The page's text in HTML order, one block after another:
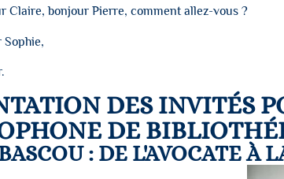
Claire, bonjour Pierre, comment allez-vous ?
Sophie,
DES INVITÉS
DE
: DE L'AVOCATE À